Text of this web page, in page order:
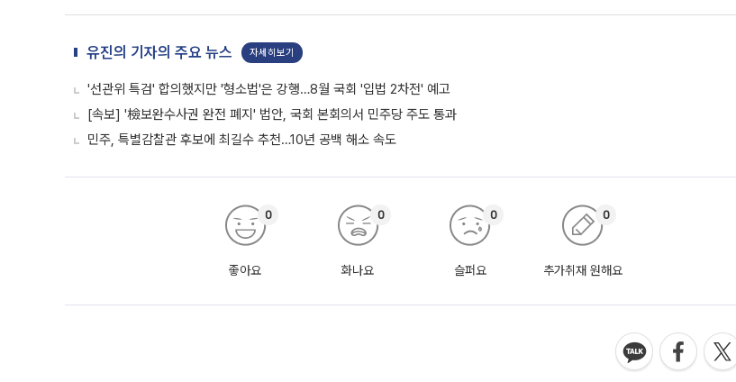
유진의 기자의 주요 뉴스 자세히보기
'선관위 특검' 합의했지만 '형소법'은 강행…8월 국회 '입법 2차전' 예고
[속보] '檢보완수사권 완전 폐지' 법안, 국회 본회의서 민주당 주도 통과
민주, 특별감찰관 후보에 최길수 추천…10년 공백 해소 속도
좋아요
0
화나요
0
슬퍼요
0
추가취재 원해요
0